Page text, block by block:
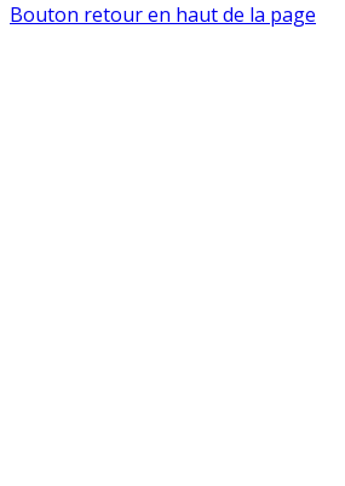
Bouton retour en haut de la page